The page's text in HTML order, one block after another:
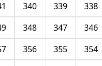
338
339
340
346
347
348
354
355
356